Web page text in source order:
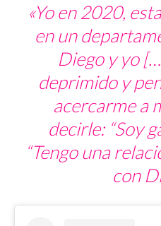
«Yo en 2020,
en un
Diego y yo
deprimido y
acercarme a
decirle: “Soy
“Tengo una
con